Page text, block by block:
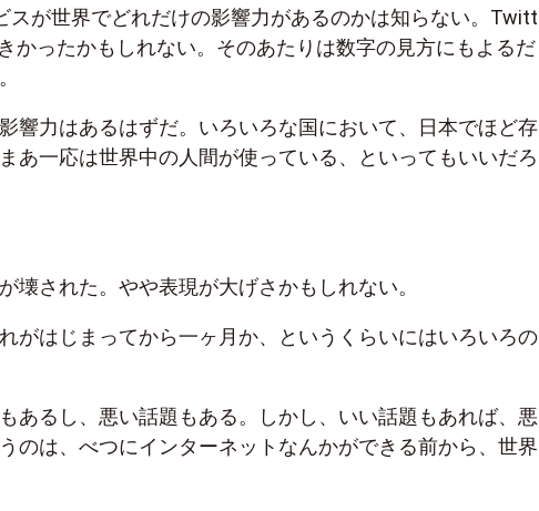
スが世界でどれだけの影響力があるのかは知らない。Twitt
かったかもしれない。そのあたりは数字の見方にもよるだ
響力はあるはずだ。いろいろな国において、日本でほど存
あ一応は世界中の人間が使っている、といってもいいだろ
壊された。やや表現が大げさかもしれない。
がはじまってから一ヶ月か、というくらいにはいろいろの
あるし、悪い話題もある。しかし、いい話題もあれば、悪
のは、べつにインターネットなんかができる前から、世界